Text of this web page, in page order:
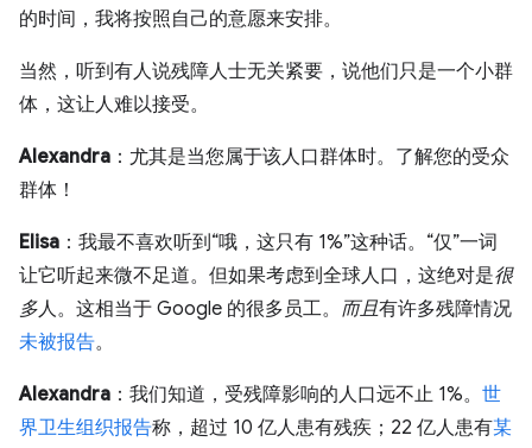
的时间，我将按照自己的意愿来安排。
当然，听到有人说残障人士无关紧要，说他们只是一个小群
体，这让人难以接受。
Alexandra ：尤其是当您属于该人口群体时。了解您的受众
群体！
Elisa ：我最不喜欢听到“哦，这只有 1%”这种话。“仅”一词
让它听起来微不足道。但如果考虑到全球人口，这绝对是很
多人。这相当于 Google 的很多员工。 而且有许多残障情况
未被报告。
Alexandra ：我们知道，受残障影响的人口远不止 1%。 世
界卫生组织报告称，超过 10 亿人患有残疾；22 亿人患有某